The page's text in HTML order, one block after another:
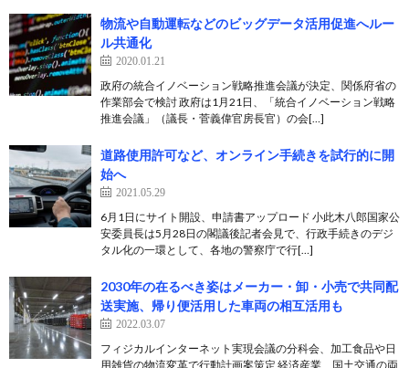
物流や自動運転などのビッグデータ活用促進へルー
ル共通化
2020.01.21
政府の統合イノベーション戦略推進会議が決定、関係府省の
作業部会で検討 政府は1月21日、「統合イノベーション戦略
推進会議」（議長・菅義偉官房長官）の会[…]
道路使用許可など、オンライン手続きを試行的に開
始へ
2021.05.29
6月1日にサイト開設、申請書アップロード 小此木八郎国家公
安委員長は5月28日の閣議後記者会見で、行政手続きのデジ
タル化の一環として、各地の警察庁で行[…]
2030年の在るべき姿はメーカー・卸・小売で共同配
送実施、帰り便活用した車両の相互活用も
2022.03.07
フィジカルインターネット実現会議の分科会、加工食品や日
用雑貨の物流変革で行動計画案策定 経済産業、国土交通の両